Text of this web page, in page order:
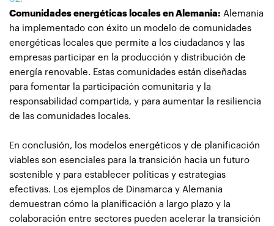
Comunidades energéticas locales en Alemania: Alemania
ha implementado con éxito un modelo de comunidades
energéticas locales que permite a los ciudadanos y las
empresas participar en la producción y distribución de
energía renovable. Estas comunidades están diseñadas
para fomentar la participación comunitaria y la
responsabilidad compartida, y para aumentar la resiliencia
de las comunidades locales.
En conclusión, los modelos energéticos y de planificación
viables son esenciales para la transición hacia un futuro
sostenible y para establecer políticas y estrategias
efectivas. Los ejemplos de Dinamarca y Alemania
demuestran cómo la planificación a largo plazo y la
colaboración entre sectores pueden acelerar la transición